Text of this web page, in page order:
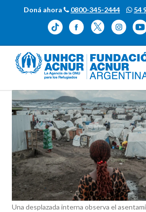
Doná ahora 0800-345-2444 54
Una desplazada interna observa el